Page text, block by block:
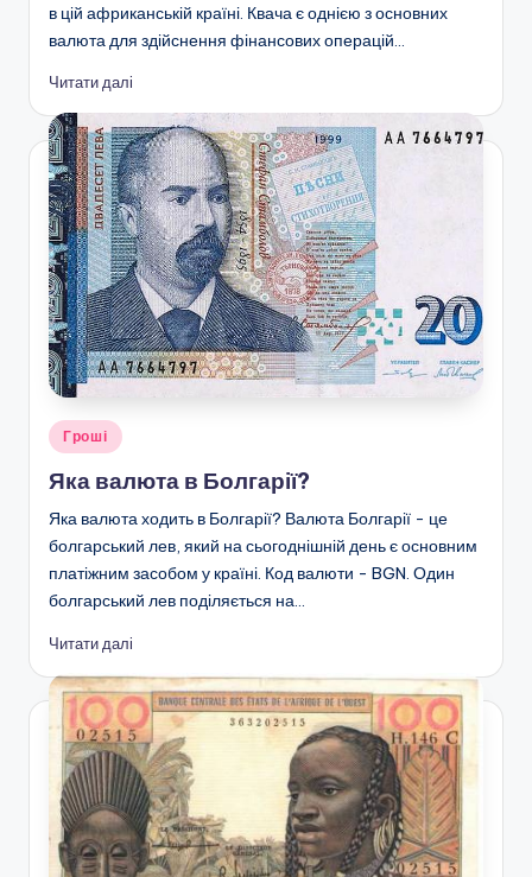
в цій африканській країні. Квача є однією з основних
валюта для здійснення фінансових операцій…
Читати далі
Опубліковано
Гроші
Яка валюта в Болгарії?
Яка валюта ходить в Болгарії? Валюта Болгарії - це
болгарський лев, який на сьогоднішній день є основним
платіжним засобом у країні. Код валюти - BGN. Один
болгарський лев поділяється на…
Читати далі